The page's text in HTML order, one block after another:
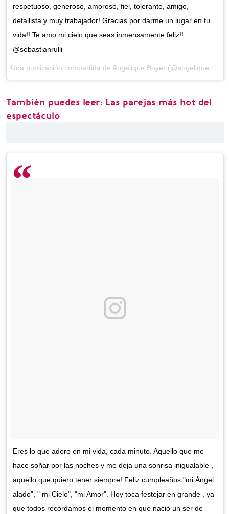
respetuoso, generoso, amoroso, fiel, tolerante, amigo,
detallista y muy trabajador! Gracias por darme un lugar en tu
vida!! Te amo mi cielo que seas inmensamente feliz!!
@sebastianrulli
También puedes leer: Las parejas más hot del
espectáculo
Eres lo que adoro en mi vida, cada minuto. Aquello que me
hace soñar por las noches y me deja una sonrisa inigualable ,
aquello que quiero tener siempre! Feliz cumpleaños "mi Ángel
alado", " mi Cielo", "mi Amor". Hoy toca festejar en grande , ya
que todos recordamos el momento en que nació un ser de